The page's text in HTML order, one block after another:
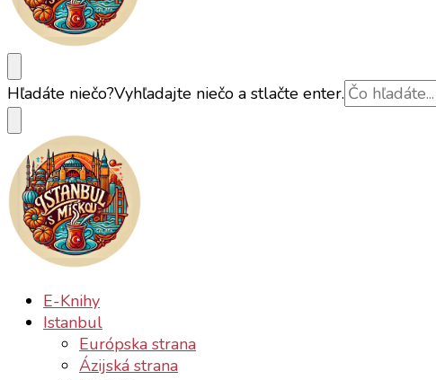
Istanbul s Miškou
Istanbul ako ho (ne)poznáte
Hľadáte niečo?Vyhľadajte niečo a stlačte enter.
Istanbul s Miškou
Istanbul ako ho (ne)poznáte
E-Knihy
Istanbul
Európska strana
Ázijská strana